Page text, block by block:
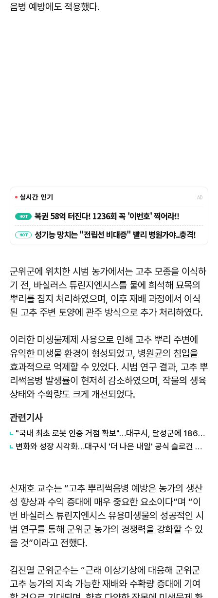
음병 예방에도 적용했다.
군위군에 위치한 시범 농가에서는 고추 모종을 이식하
기 전, 바실러스 튜린지엔시스를 물에 희석해 묘목의
뿌리를 침지 처리하였으며, 이후 재배 과정에서 이식
된 고추 주변 토양에 관주 방식으로 추가 처리하였다.
이러한 미생물제제 사용으로 인해 고추 뿌리 주변에
유익한 미생물 환경이 형성되었고, 병원균의 침입을
효과적으로 억제할 수 있었다. 시범 연구 결과, 고추 뿌
리썩음병 발생률이 현저히 감소하였으며, 작물의 생육
상태와 수확량도 크게 개선되었다.
관련기사
"국내 최초 로봇 인증 거점 확보"…대구시, 달성군에 186억 투입해 휴머노이드 센터 구축
변화와 성장 시각화…대구시 '더 나은 내일' 공식 슬로건 디자인 공개
신재호 교수는 “고추 뿌리썩음병 예방은 농가의 생산
성 향상과 수익 증대에 매우 중요한 요소이다”며 “이
번 바실러스 튜린지엔시스 유용미생물의 성공적인 시
범 연구를 통해 군위군 농가의 경쟁력을 강화할 수 있
을 것”이라고 전했다.
김진열 군위군수는 “근래 이상기상에 대응해 군위군
고추 농가의 지속 가능한 재배와 수확량 증대에 기여